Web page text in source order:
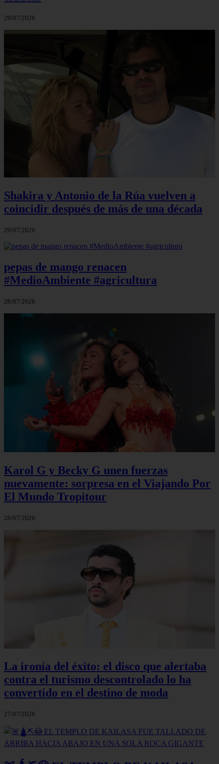
29/07/2026
Shakira y Antonio de la Rúa vuelven a
coincidir después de más de una década
29/07/2026
pepas de mango renacen
#MedioAmbiente #agricultura
28/07/2026
Karol G y Becky G unen fuerzas
nuevamente: sorpresa en el Viajando Por
El Mundo Tropitour
28/07/2026
La ironía del éxito: el disco que alertaba
contra el turismo descontrolado lo ha
convertido en el destino de moda
27/07/2026